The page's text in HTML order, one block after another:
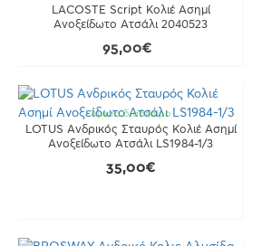
LACOSTE Script Κολιέ Ασημί
Ανοξείδωτο Ατσάλι 2040523
95,00€
Άμεσα διαθέσιμο
LOTUS Ανδρικός Σταυρός Κολιέ Ασημί
Ανοξείδωτο Ατσάλι LS1984-1/3
35,00€